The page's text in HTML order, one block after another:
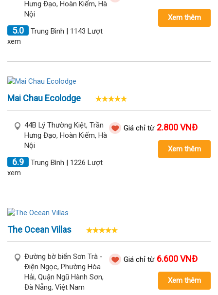
Hưng Đạo, Hoàn Kiếm, Hà
Nội
5.0
Trung Bình | 1143 Lượt
xem
Xem thêm
Mai Chau Ecolodge
44B Lý Thường Kiệt, Trần
Hưng Đạo, Hoàn Kiếm, Hà
Nội
6.9
Trung Bình | 1226 Lượt
xem
Giá chỉ từ 2.800 VNĐ
Xem thêm
The Ocean Villas
Đường bờ biển Sơn Trà -
Điện Ngọc, Phường Hòa
Hải, Quận Ngũ Hành Sơn,
Đà Nẵng, Việt Nam
Giá chỉ từ 6.600 VNĐ
Xem thêm